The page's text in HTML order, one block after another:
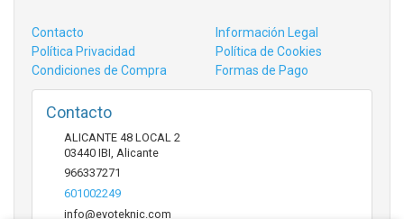
Contacto
Información Legal
Política Privacidad
Política de Cookies
Condiciones de Compra
Formas de Pago
Contacto
ALICANTE 48 LOCAL 2
03440 IBI Alicante
966337271
601002249
info@evoteknic.com